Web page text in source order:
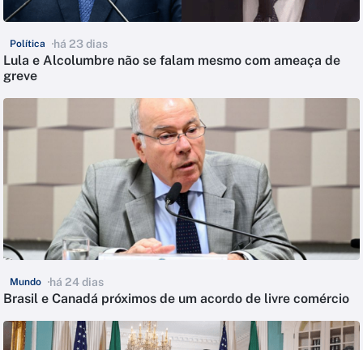
Política há 23 dias
Lula e Alcolumbre não se falam mesmo com ameaça de
greve
Mundo há 24 dias
Brasil e Canadá próximos de um acordo de livre comércio